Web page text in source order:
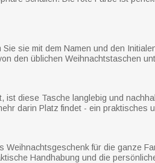
sie mit dem Namen und den
den üblichen Weihnachtstaschen
ist diese Tasche langlebig und
darin Platz findet - ein praktisches
für die ganze
Handhabung und die